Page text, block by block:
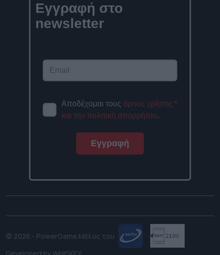
Εγγραφή στο
newsletter
Αποδέχομαι τους όρους χρήσης
και την πολιτική απορρήτου.
*
Εγγραφή
© 2026 - PowerGame. Μέλος του